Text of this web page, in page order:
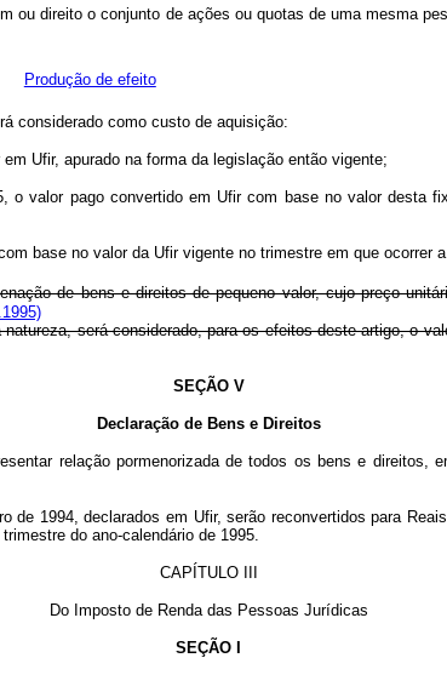
ou direito o conjunto de ações ou quotas de uma
Produção de efeito
considerado como custo de aquisição:
Ufir, apurado na forma da legislação então vigente;
valor pago convertido em Ufir com base no valor desta
base no valor da Ufir vigente no trimestre em que ocorrer a
de bens e direitos de pequeno valor, cujo preço
será considerado, para os efeitos deste artigo, o
SEÇÃO V
Declaração de Bens e Direitos
relação pormenorizada de todos os bens e
de 1994, declarados em Ufir, serão reconvertidos para
do ano-calendário de 1995.
CAPÍTULO III
Do Imposto de Renda das Pessoas Jurídicas
SEÇÃO I